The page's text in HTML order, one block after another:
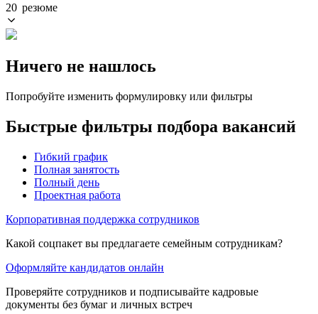
20 резюме
Ничего не нашлось
Попробуйте изменить формулировку или фильтры
Быстрые фильтры подбора вакансий
Гибкий график
Полная занятость
Полный день
Проектная работа
Корпоративная поддержка сотрудников
Какой соцпакет вы предлагаете семейным сотрудникам?
Оформляйте кандидатов онлайн
Проверяйте сотрудников и подписывайте кадровые
документы без бумаг и личных встреч